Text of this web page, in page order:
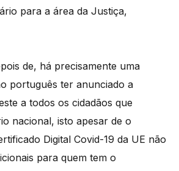
para a área da Justiça,
de, há precisamente uma
português ter anunciado a
a todos os cidadãos que
nacional, isto apesar de o
Digital Covid-19 da UE não
para quem tem o